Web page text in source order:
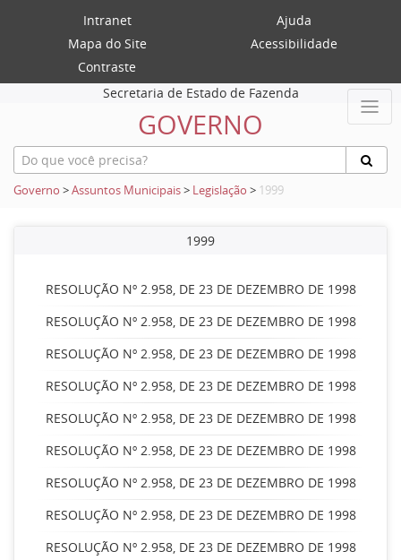
Intranet
Ajuda
Mapa do Site
Acessibilidade
Contraste
Secretaria de Estado de Fazenda
GOVERNO
Governo >Assuntos Municipais> Legislação > 1999
1999
RESOLUÇÃO Nº 2.958, DE 23 DE DEZEMBRO DE 1998
RESOLUÇÃO Nº 2.958, DE 23 DE DEZEMBRO DE 1998
RESOLUÇÃO Nº 2.958, DE 23 DE DEZEMBRO DE 1998
RESOLUÇÃO Nº 2.958, DE 23 DE DEZEMBRO DE 1998
RESOLUÇÃO Nº 2.958, DE 23 DE DEZEMBRO DE 1998
RESOLUÇÃO Nº 2.958, DE 23 DE DEZEMBRO DE 1998
RESOLUÇÃO Nº 2.958, DE 23 DE DEZEMBRO DE 1998
RESOLUÇÃO Nº 2.958, DE 23 DE DEZEMBRO DE 1998
RESOLUÇÃO Nº 2.958, DE 23 DE DEZEMBRO DE 1998